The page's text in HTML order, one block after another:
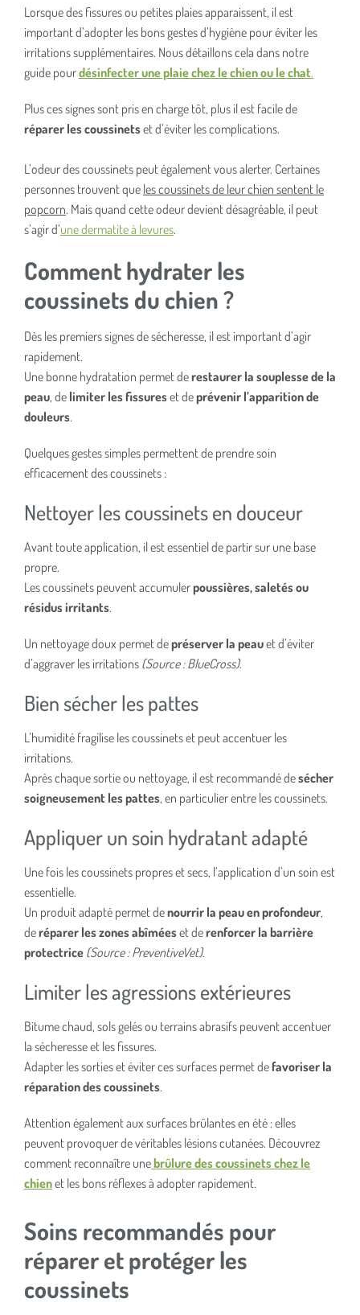
Lorsque des fissures ou petites plaies apparaissent, il est
important d’adopter les bons gestes d’hygiène pour éviter les
irritations supplémentaires. Nous détaillons cela dans notre
guide pourdésinfecter une plaie chez le chien ou le chat.
Plus ces signes sont pris en charge tôt, plus il est facile de
réparer les coussinetset d’éviter les complications.
L’odeur des coussinets peut également vous alerter. Certaines
personnes trouvent que les coussinets de leur chien sentent le
popcorn. Mais quand cette odeur devient désagréable, il peut
s’agir d’une dermatite à levures.
Comment hydrater les
coussinets du chien ?
Dès les premiers signes de sécheresse, il est important d’agir
rapidement.
Une bonne hydratation permet derestaurer la souplesse de la
peau, de limiter les fissureset deprévenir l’apparition de
douleurs.
Quelques gestes simples permettent de prendre soin
efficacement des coussinets :
Nettoyer les coussinets en douceur
Avant toute application, il est essentiel de partir sur une base
propre.
Les coussinets peuvent accumulerpoussières, saletés ou
résidus irritants.
Un nettoyage doux permet depréserver la peauet d’éviter
d’aggraver les irritations (Source : BlueCross).
Bien sécher les pattes
L’humidité fragilise les coussinets et peut accentuer les
irritations.
Après chaque sortie ou nettoyage, il est recommandé desécher
soigneusement les pattes, en particulier entre les coussinets.
Appliquer un soin hydratant adapté
Une fois les coussinets propres et secs, l’application d’un soin est
essentielle.
Un produit adapté permet denourrir la peau en profondeur,
deréparer les zones abîméeset derenforcer la barrière
protectrice (Source : PreventiveVet).
Limiter les agressions extérieures
Bitume chaud, sols gelés ou terrains abrasifs peuvent accentuer
la sécheresse et les fissures.
Adapter les sorties et éviter ces surfaces permet defavoriser la
réparation des coussinets.
Attention également aux surfaces brûlantes en été : elles
peuvent provoquer de véritables lésions cutanées. Découvrez
comment reconnaître unebrûlure des coussinets chez le
chienet les bons réflexes à adopter rapidement.
Soins recommandés pour
réparer et protéger les
coussinets